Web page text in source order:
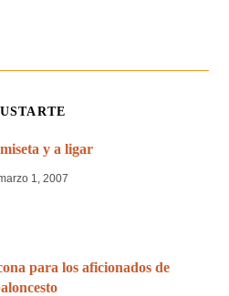
y a ligar
1, 2007
para los aficionados de